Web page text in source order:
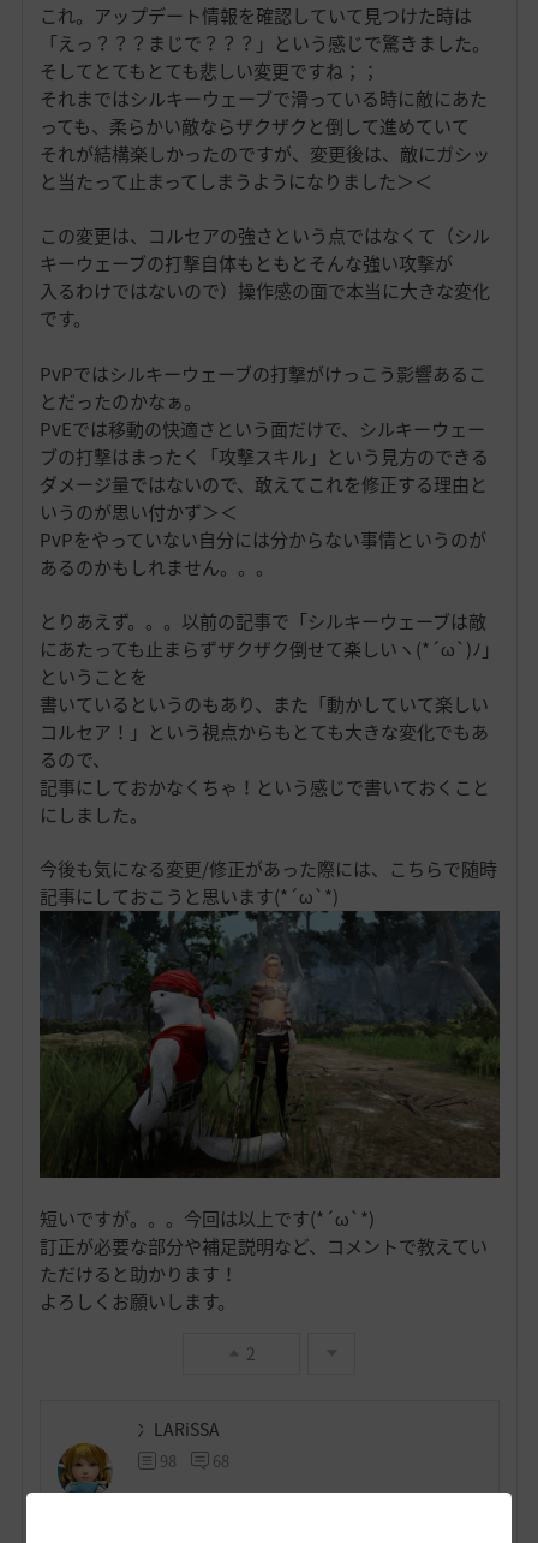
これ。アップデート情報を確認していて見つけた時は
「えっ？？？まじで？？？」という感じで驚きました。
そしてとてもとても悲しい変更ですね；；
それまではシルキーウェーブで滑っている時に敵にあた
っても、柔らかい敵ならザクザクと倒して進めていて
それが結構楽しかったのですが、変更後は、敵にガシッ
と当たって止まってしまうようになりました＞＜
この変更は、コルセアの強さという点ではなくて（シル
キーウェーブの打撃自体もともとそんな強い攻撃が
入るわけではないので）操作感の面で本当に大きな変化
です。
PvPではシルキーウェーブの打撃がけっこう影響あるこ
とだったのかなぁ。
PvEでは移動の快適さという面だけで、シルキーウェー
ブの打撃はまったく「攻撃スキル」という見方のできる
ダメージ量ではないので、敢えてこれを修正する理由と
いうのが思い付かず＞＜
PvPをやっていない自分には分からない事情というのが
あるのかもしれません。。。
とりあえず。。。以前の記事で「シルキーウェーブは敵
にあたっても止まらずザクザク倒せて楽しいヽ(*´ω`)ﾉ」
ということを
書いているというのもあり、また「動かしていて楽しい
コルセア！」という視点からもとても大きな変化でもあ
るので、
記事にしておかなくちゃ！という感じで書いておくこと
にしました。
今後も気になる変更/修正があった際には、こちらで随時
記事にしておこうと思います(*´ω`*)
短いですが。。。今回は以上です(*´ω`*)
訂正が必要な部分や補足説明など、コメントで教えてい
ただけると助かります！
よろしくお願いします。
2
冫LARiSSA
98 68